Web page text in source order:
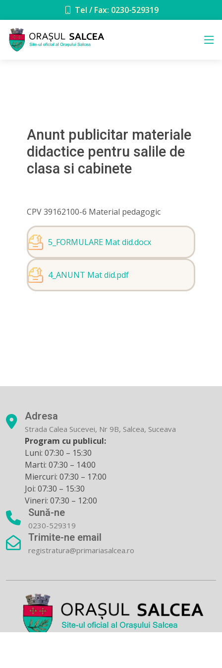
Tel / Fax: 0230-529319
Anunt publicitar materiale
didactice pentru salile de
clasa si cabinete
CPV 39162100-6 Material pedagogic
4_ANUNT Mat did.pdf
5_FORMULARE Mat did.docx
Adresa
Strada Calea Sucevei, Nr 9B, Salcea, Suceava
Program cu publicul:
Luni: 07:30 – 15:30
Marti: 07:30 – 14:00
Miercuri: 07:30 – 17:00
Joi: 07:30 – 15:30
Vineri: 07:30 – 12:00
Sună-ne
0230-529319
Trimite-ne email
registratura@primariasalcea.ro